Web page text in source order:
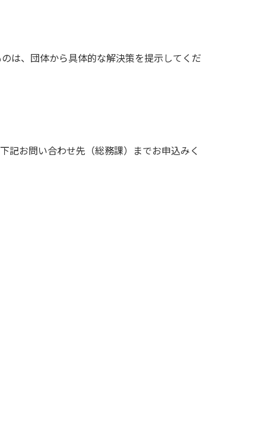
は、団体から具体的な解決策を提示してくだ
記お問い合わせ先（総務課）までお申込みく